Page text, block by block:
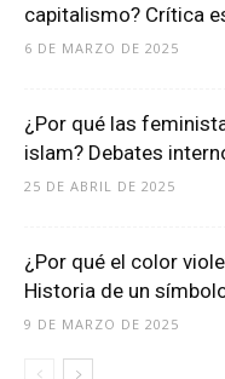
capitalismo? Crítica
6 DE MARZO DE 2025
¿Por qué las
islam? Debates
25 DE ABRIL DE 2025
¿Por qué el color
Historia de un
9 DE MARZO DE 2025